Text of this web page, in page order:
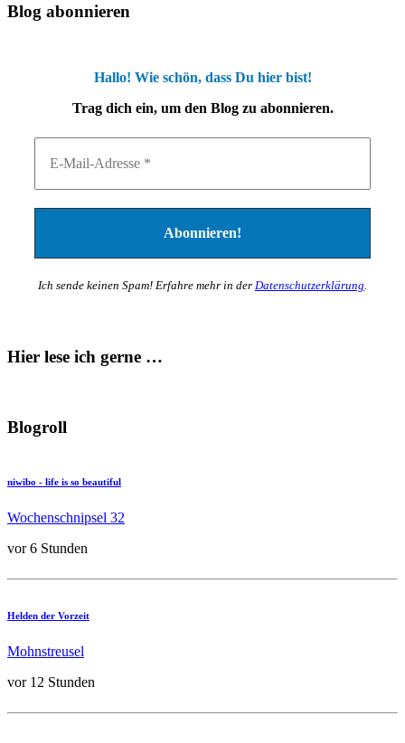
Blog abonnieren
Hallo! Wie schön, dass Du hier bist!
Trag dich ein, um den Blog zu abonnieren.
Ich sende keinen Spam! Erfahre mehr in der Datenschutzerklärung
Hier lese ich gerne …
Blogroll
niwibo - life is so beautiful
Wochenschnipsel 32
vor 6 Stunden
Helden der Vorzeit
Mohnstreusel
vor 12 Stunden